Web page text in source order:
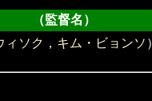
監督名）
ィソク ， キム・ビョンソ